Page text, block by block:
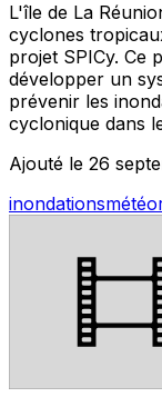
L'île de La
cyclones
projet SPICy. Ce
développer un
prévenir les
cyclonique dans
Ajouté le 26
inondationsmétéo